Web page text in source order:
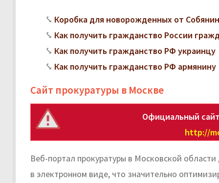
Коробка для новорожденных от
Как получить гражданство России
Как получить гражданство РФ украинцу
Как получить гражданство РФ армянину
Сайт прокуратуры в Москве
Официальный
http://
Веб-портал прокуратуры в Московской
в электронном виде, что значительно